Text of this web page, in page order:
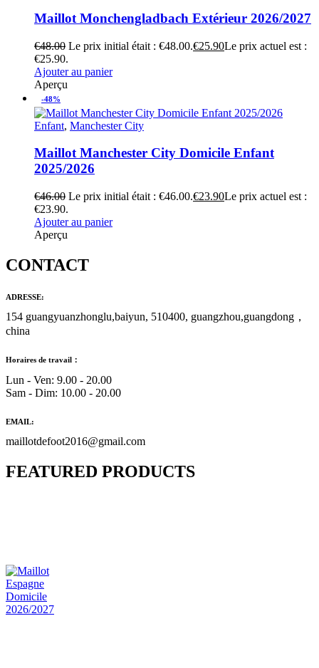
Maillot Monchengladbach Extérieur 2026/2027
€48.00 Le prix initial était : €48.00.€25.90Le prix actuel est :
€25.90.
Ajouter au panier
Aperçu
-48%
Enfant, Manchester City
Maillot Manchester City Domicile Enfant
2025/2026
€46.00 Le prix initial était : €46.00.€23.90Le prix actuel est :
€23.90.
Ajouter au panier
Aperçu
CONTACT
ADRESSE:
154 guangyuanzhonglu,baiyun, 510400, guangzhou,guangdong，
china
Horaires de travail：
Lun - Ven: 9.00 - 20.00
Sam - Dim: 10.00 - 20.00
EMAIL:
maillotdefoot2016@gmail.com
FEATURED PRODUCTS